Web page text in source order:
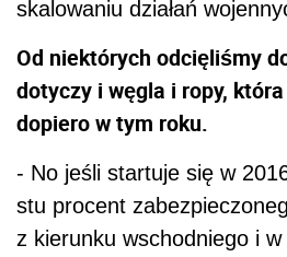
skalowaniu działań
Od niektórych odcięliśmy
dotyczy i węgla i ropy,
dopiero w tym roku.
- No jeśli startuje się w
stu procent
z kierunku wschodniego i